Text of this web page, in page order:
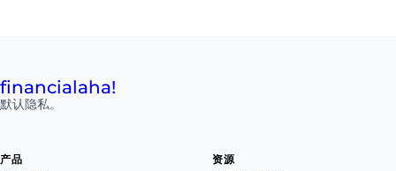
financialaha!
默认隐私。
产品 资源